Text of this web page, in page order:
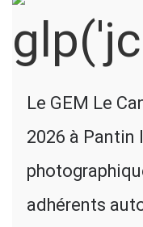
Le GEM Le
2026 à Pantin
adhérents